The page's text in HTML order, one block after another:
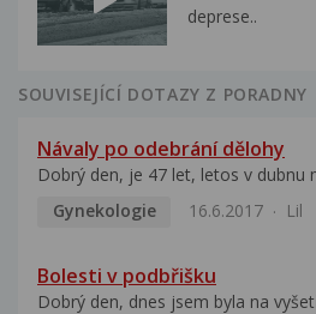
deprese..
SOUVISEJÍCÍ DOTAZY Z PORADNY
Návaly po odebrání dělohy
Dobrý den, je 47 let, letos v dubnu
Gynekologie
16.6.2017 Lil
Bolesti v podbřišku
Dobrý den, dnes jsem byla na